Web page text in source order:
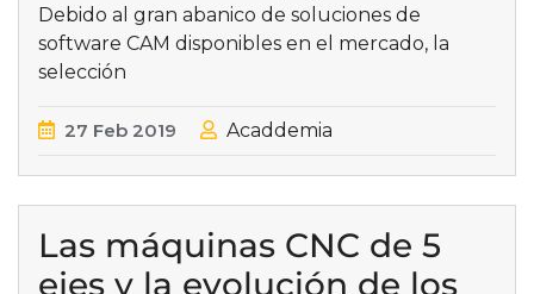
Debido al gran abanico de soluciones de
software CAM disponibles en el mercado, la
selección
27 Feb 2019 Acaddemia
Las máquinas CNC de 5
ejes y la evolución de los